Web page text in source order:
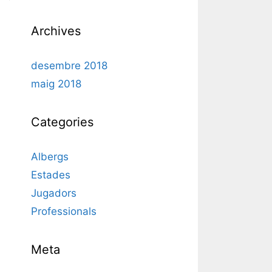
Archives
desembre 2018
maig 2018
Categories
Albergs
Estades
Jugadors
Professionals
Meta